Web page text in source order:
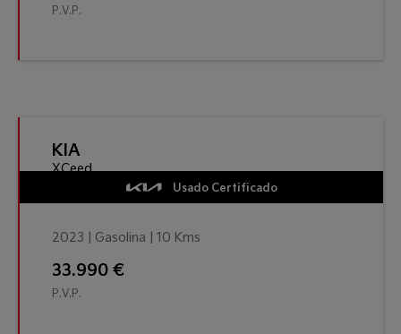
P.V.P.
KIA
XCeed
Usado Certificado
2023 | Gasolina | 10 Kms
33.990 €
P.V.P.